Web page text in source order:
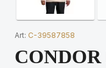
Art: C-39587858